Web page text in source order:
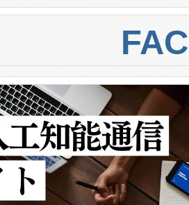
は、ai&のAI
統合、試運転、
のデータを監視
検出でき、これ
600メートルに
10％のターゲッ
大検知距離は
大1キロメート
囲を監視でき、
理を簡素化でき